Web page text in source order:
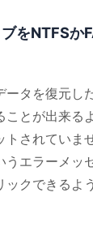
をNTFSか
タを復元し
とが出来る
トされていま
エラーメッ
ックできるよ